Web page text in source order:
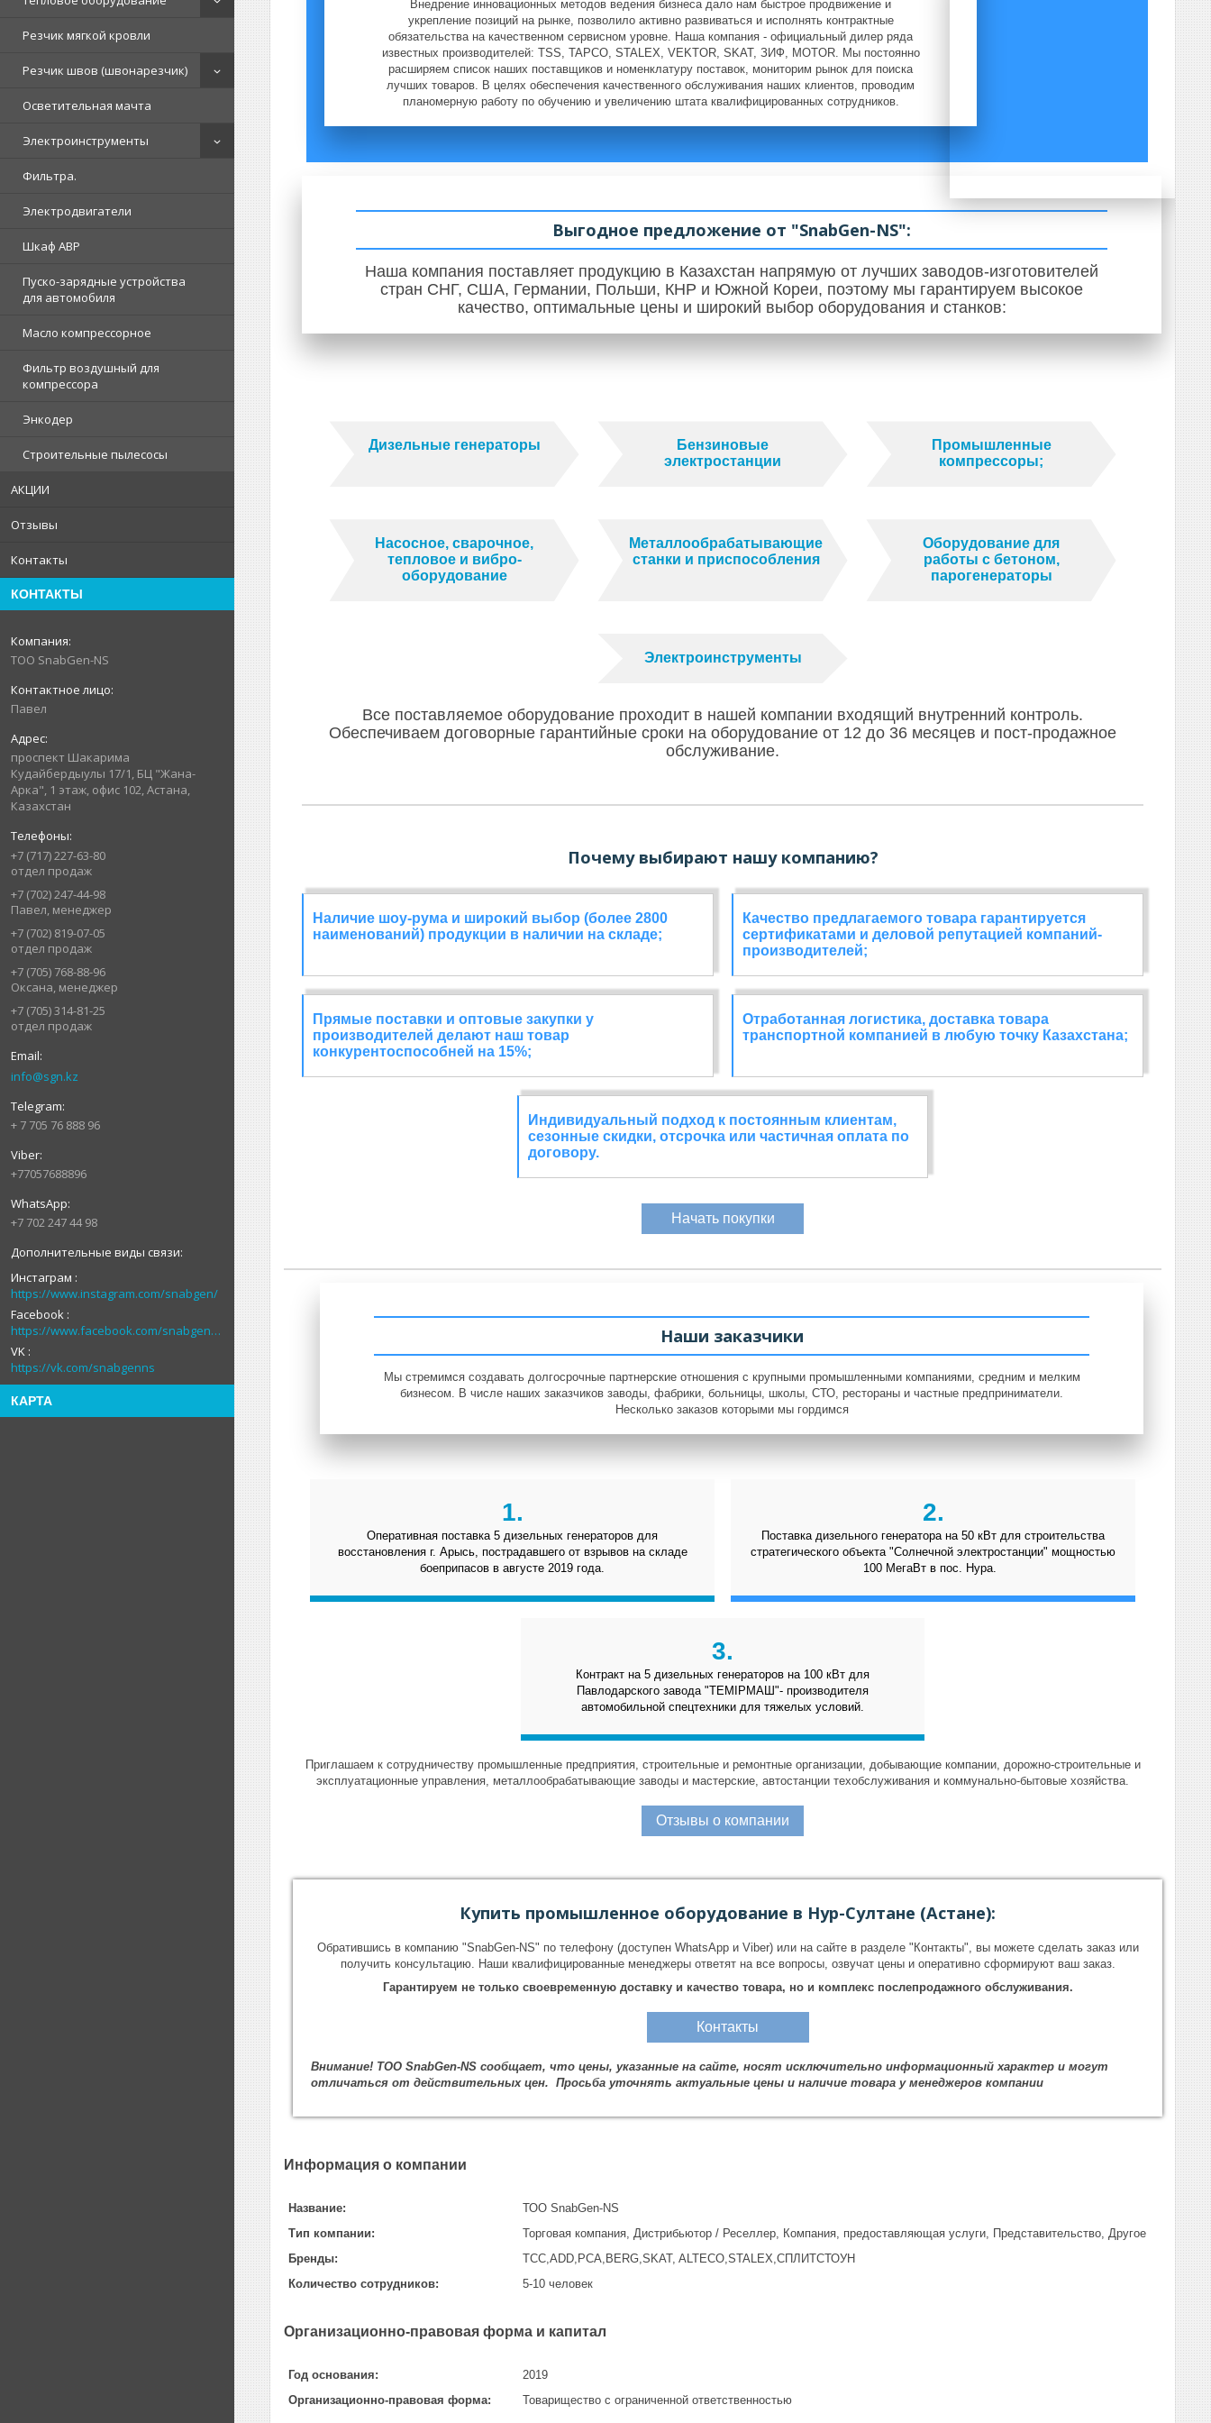
Резчик мягкой кровли
Резчик швов (швонарезчик)
Осветительная мачта
Электроинструменты
Фильтра.
Электродвигатели
Шкаф АВР
Пуско-зарядные устройства
для автомобиля
Масло компрессорное
Фильтр воздушный для
компрессора
Энкодер
Строительные пылесосы
АКЦИИ
Отзывы
Контакты
КОНТАКТЫ
ТОО SnabGen-NS
Павел
проспект Шакарима
Кудайбердыулы 17/1, БЦ "Жана-
Арка", 1 этаж, офис 102, Астана,
Казахстан
+7 (717) 227-63-80
отдел продаж
+7 (702) 247-44-98
Павел, менеджер
+7 (702) 819-07-05
отдел продаж
+7 (705) 768-88-96
Оксана, менеджер
+7 (705) 314-81-25
отдел продаж
info@sgn.kz
+ 7 705 76 888 96
+77057688896
+7 702 247 44 98
Инстаграм
https://www.instagram.com/snabgen/
Facebook
https://www.facebook.com/snabgenNS
VK
https://vk.com/snabgenns
КАРТА
Внедрение инновационных методов ведения бизнеса дало нам быстрое продвижение и
укрепление позиций на рынке, позволило активно развиваться и исполнять контрактные
обязательства на качественном сервисном уровне. Наша компания - официальный дилер ряда
известных производителей: TSS, TAPCO, STALEX, VEKTOR, SKAT, ЗИФ, MOTOR. Мы постоянно
расширяем список наших поставщиков и номенклатуру поставок, мониторим рынок для поиска
лучших товаров. В целях обеспечения качественного обслуживания наших клиентов, проводим
планомерную работу по обучению и увеличению штата квалифицированных сотрудников.
Выгодное предложение от "SnabGen-NS":
Наша компания поставляет продукцию в Казахстан напрямую от лучших заводов-изготовителей
стран СНГ, США, Германии, Польши, КНР и Южной Кореи, поэтому мы гарантируем высокое
качество, оптимальные цены и широкий выбор оборудования и станков:
Дизельные генераторы
Бензиновые
электростанции
Промышленные
компрессоры;
Насосное, сварочное,
тепловое и вибро-
оборудование
Металлообрабатывающие
станки и приспособления
Оборудование для
работы с бетоном,
парогенераторы
Электроинструменты
Все поставляемое оборудование проходит в нашей компании входящий внутренний контроль.
Обеспечиваем договорные гарантийные сроки на оборудование от 12 до 36 месяцев и пост-продажное
обслуживание.
Почему выбирают нашу компанию?
Наличие шоу-рума и широкий выбор (более 2800
наименований) продукции в наличии на складе;
Качество предлагаемого товара гарантируется
сертификатами и деловой репутацией компаний-
производителей;
Прямые поставки и оптовые закупки у
производителей делают наш товар
конкурентоспособней на 15%;
Отработанная логистика, доставка товара
транспортной компанией в любую точку Казахстана;
Индивидуальный подход к постоянным клиентам,
сезонные скидки, отсрочка или частичная оплата по
договору.
Начать покупки
Наши заказчики
Мы стремимся создавать долгосрочные партнерские отношения с крупными промышленными компаниями, средним и мелким
бизнесом. В числе наших заказчиков заводы, фабрики, больницы, школы, СТО, рестораны и частные предприниматели.
Несколько заказов которыми мы гордимся
1.
Оперативная поставка 5 дизельных генераторов для
восстановления г. Арысь, пострадавшего от взрывов на складе
боеприпасов в августе 2019 года.
2.
Поставка дизельного генератора на 50 кВт для строительства
стратегического объекта "Солнечной электростанции" мощностью
100 МегаВт в пос. Нура.
3.
Контракт на 5 дизельных генераторов на 100 кВт для
Павлодарского завода "ТЕМIРМАШ"- производителя
автомобильной спецтехники для тяжелых условий.
Приглашаем к сотрудничеству промышленные предприятия, строительные и ремонтные организации, добывающие компании, дорожно-строительные и
эксплуатационные управления, металлообрабатывающие заводы и мастерские, автостанции техобслуживания и коммунально-бытовые хозяйства.
Отзывы о компании
Купить промышленное оборудование в Нур-Султане (Астане):
Обратившись в компанию "SnabGen-NS" по телефону (доступен WhatsApp и Viber) или на сайте в разделе "Контакты", вы можете сделать заказ или
получить консультацию. Наши квалифицированные менеджеры ответят на все вопросы, озвучат цены и оперативно сформируют ваш заказ.
Гарантируем не только своевременную доставку и качество товара, но и комплекс послепродажного обслуживания.
Контакты
Внимание! ТОО SnabGen-NS сообщает, что цены, указанные на сайте, носят исключительно информационный характер и могут
отличаться от действительных цен. Просьба уточнять актуальные цены и наличие товара у менеджеров компании
Информация о компании
Название:
ТОО SnabGen-NS
Тип компании:
Торговая компания, Дистрибьютор / Реселлер, Компания, предоставляющая услуги, Представительство, Другое
Бренды:
TСС,ADD,PCA,BERG,SKAT, ALTECO,STALEX,СПЛИТСТОУН
Количество сотрудников:
5-10 человек
Организационно-правовая форма и капитал
Год основания:
2019
Организационно-правовая форма:
Товарищество с ограниченной ответственностью